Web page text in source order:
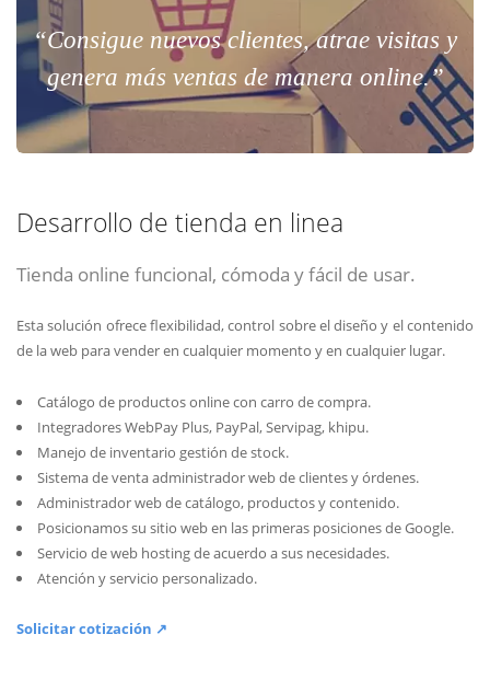
“Consigue nuevos clientes, atrae visitas y
genera más ventas de manera online.”
Desarrollo de tienda en linea
Tienda online funcional, cómoda y fácil de usar.
Esta solución ofrece flexibilidad, control sobre el diseño y el contenido
de la web para vender en cualquier momento y en cualquier lugar.
Catálogo de productos online con carro de compra.
Integradores WebPay Plus, PayPal, Servipag, khipu.
Manejo de inventario gestión de stock.
Sistema de venta administrador web de clientes y órdenes.
Administrador web de catálogo, productos y contenido.
Posicionamos su sitio web en las primeras posiciones de Google.
Servicio de web hosting de acuerdo a sus necesidades.
Atención y servicio personalizado.
Solicitar cotización ↗